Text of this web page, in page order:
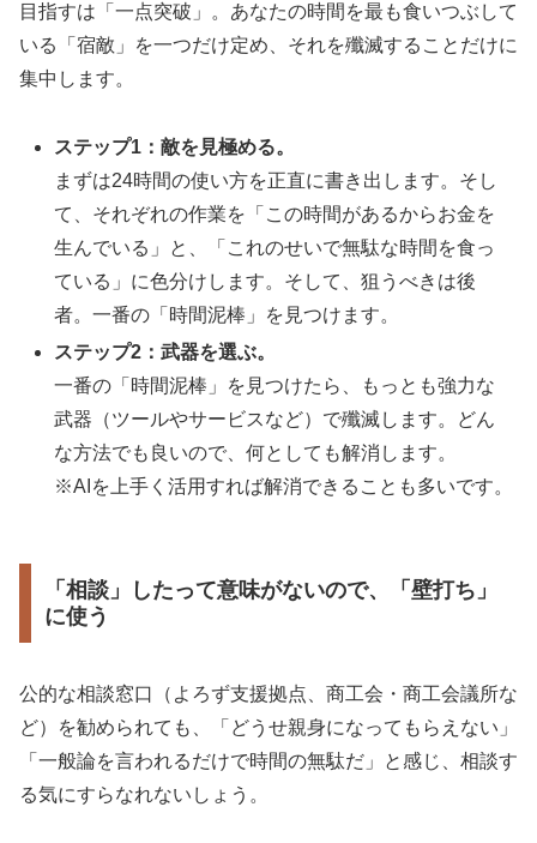
目指すは「一点突破」。あなたの時間を最も食いつぶして
いる「宿敵」を一つだけ定め、それを殲滅することだけに
集中します。
ステップ1：敵を見極める。
まずは24時間の使い方を正直に書き出します。そし
て、それぞれの作業を「この時間があるからお金を
生んでいる」と、「これのせいで無駄な時間を食っ
ている」に色分けします。そして、狙うべきは後
者。一番の「時間泥棒」を見つけます。
ステップ2：武器を選ぶ。
一番の「時間泥棒」を見つけたら、もっとも強力な
武器（ツールやサービスなど）で殲滅します。どん
な方法でも良いので、何としても解消します。
※AIを上手く活用すれば解消できることも多いです。
「相談」したって意味がないので、「壁打ち」
に使う
公的な相談窓口（よろず支援拠点、商工会・商工会議所な
ど）を勧められても、「どうせ親身になってもらえない」
「一般論を言われるだけで時間の無駄だ」と感じ、相談す
る気にすらなれないしょう。